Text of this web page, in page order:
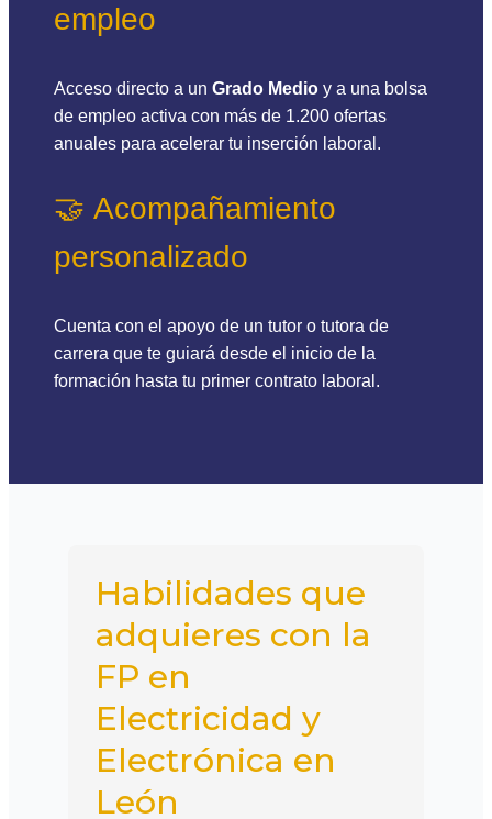
empleo
Acceso directo a un Grado Medio y a una bolsa
de empleo activa con más de 1.200 ofertas
anuales para acelerar tu inserción laboral.
🤝 Acompañamiento
personalizado
Cuenta con el apoyo de un tutor o tutora de
carrera que te guiará desde el inicio de la
formación hasta tu primer contrato laboral.
Habilidades que
adquieres con la
FP en
Electricidad y
Electrónica en
León